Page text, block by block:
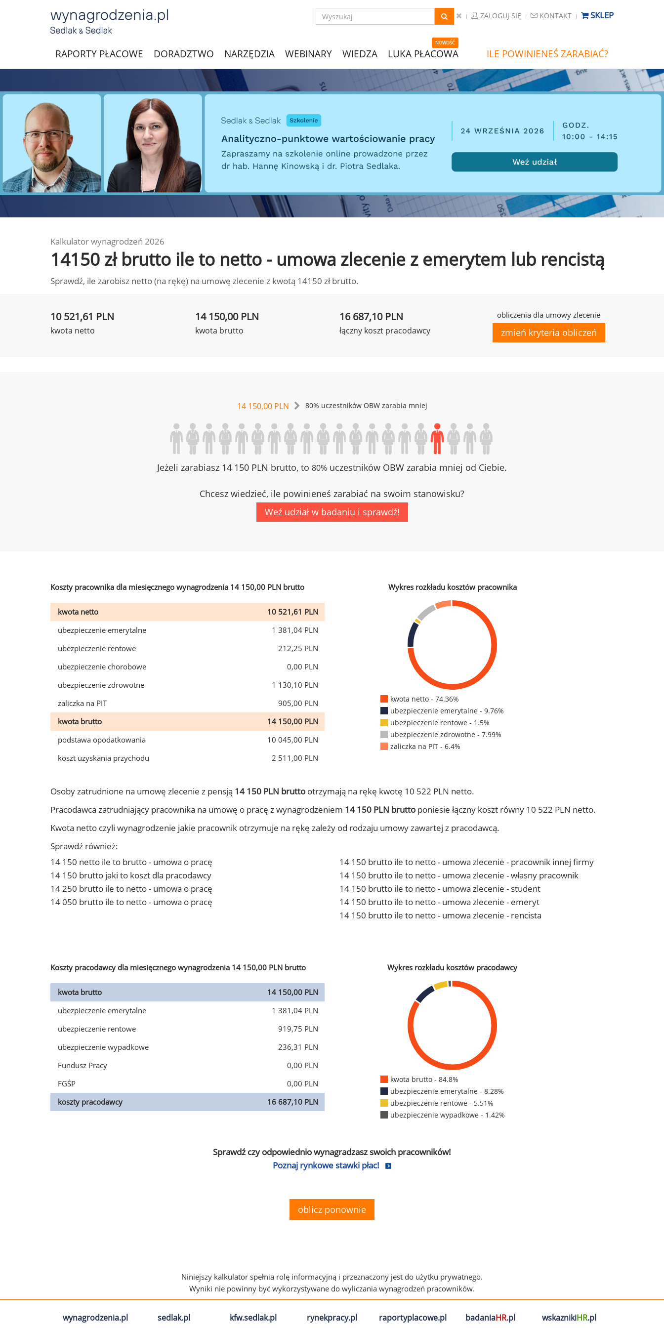
ZALOGUJ SIĘ KONTAKT SKLEP
RAPORTY PŁACOWE DORADZTWO NARZĘDZIA WEBINARY WIEDZA
NOWOŚĆ
LUKA PŁACOWA ILE POWINIENEŚ ZARABIAĆ?
Kalkulator wynagrodzeń 2026
14150 zł brutto ile to netto - umowa zlecenie z emerytem lub rencistą
Sprawdź, ile zarobisz netto (na rękę) na umowę zlecenie z kwotą 14150 zł brutto.
10 521,61 PLN
kwota netto
14 150,00 PLN
kwota brutto
16 687,10 PLN
łączny koszt pracodawcy
obliczenia dla umowy zlecenie
zmień kryteria obliczeń
14 150,00 PLN 80% uczestników OBW zarabia mniej
Jeżeli zarabiasz 14 150 PLN brutto, to 80% uczestników OBW zarabia mniej od Ciebie.
Chcesz wiedzieć, ile powinieneś zarabiać na swoim stanowisku?
Weź udział w badaniu i sprawdź!
Koszty pracownika dla miesięcznego wynagrodzenia 14 150,00 PLN brutto
kwota netto
10 521,61 PLN
ubezpieczenie emerytalne
1 381,04 PLN
ubezpieczenie rentowe
212,25 PLN
ubezpieczenie chorobowe
0,00 PLN
ubezpieczenie zdrowotne
1 130,10 PLN
zaliczka na PIT
905,00 PLN
kwota brutto
14 150,00 PLN
podstawa opodatkowania
10 045,00 PLN
koszt uzyskania przychodu
2 511,00 PLN
Wykres rozkładu kosztów pracownika
kwota netto - 74.36%
ubezpieczenie emerytalne - 9.76%
ubezpieczenie rentowe - 1.5%
ubezpieczenie zdrowotne - 7.99%
zaliczka na PIT - 6.4%
Osoby zatrudnione na umowę zlecenie z pensją 14 150 PLN brutto otrzymają na rękę kwotę 10 522 PLN netto.
Pracodawca zatrudniający pracownika na umowę o pracę z wynagrodzeniem 14 150 PLN brutto poniesie łączny koszt równy 10 522 PLN netto.
Kwota netto czyli wynagrodzenie jakie pracownik otrzymuje na rękę zależy od rodzaju umowy zawartej z pracodawcą.
Sprawdź również:
14 150 netto ile to brutto - umowa o pracę
14 150 brutto jaki to koszt dla pracodawcy
14 250 brutto ile to netto - umowa o pracę
14 050 brutto ile to netto - umowa o pracę
14 150 brutto ile to netto - umowa zlecenie - pracownik innej firmy
14 150 brutto ile to netto - umowa zlecenie - własny pracownik
14 150 brutto ile to netto - umowa zlecenie - student
14 150 brutto ile to netto - umowa zlecenie - emeryt
14 150 brutto ile to netto - umowa zlecenie - rencista
Koszty pracodawcy dla miesięcznego wynagrodzenia 14 150,00 PLN brutto
kwota brutto
14 150,00 PLN
ubezpieczenie emerytalne
1 381,04 PLN
ubezpieczenie rentowe
919,75 PLN
ubezpieczenie wypadkowe
236,31 PLN
Fundusz Pracy
0,00 PLN
FGŚP
0,00 PLN
koszty pracodawcy
16 687,10 PLN
Wykres rozkładu kosztów pracodawcy
kwota brutto - 84.8%
ubezpieczenie emerytalne - 8.28%
ubezpieczenie rentowe - 5.51%
ubezpieczenie wypadkowe - 1.42%
Sprawdź czy odpowiednio wynagradzasz swoich pracowników!
Poznaj rynkowe stawki płac!
oblicz ponownie
Niniejszy kalkulator spełnia rolę informacyjną i przeznaczony jest do użytku prywatnego.
Wyniki nie powinny być wykorzystywane do wyliczania wynagrodzeń pracowników.
wynagrodzenia.pl sedlak.pl kfw.sedlak.pl rynekpracy.pl raportyplacowe.pl badaniaHR.pl wskaznikiHR.pl